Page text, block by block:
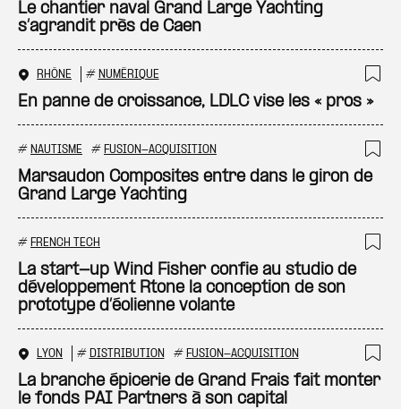
Le chantier naval Grand Large Yachting
s’agrandit près de Caen
RHÔNE # NUMÉRIQUE
En panne de croissance, LDLC vise les « pros »
# NAUTISME # FUSION-ACQUISITION
Marsaudon Composites entre dans le giron de
Grand Large Yachting
# FRENCH TECH
La start-up Wind Fisher confie au studio de
développement Rtone la conception de son
prototype d’éolienne volante
LYON # DISTRIBUTION # FUSION-ACQUISITION
La branche épicerie de Grand Frais fait monter
le fonds PAI Partners à son capital